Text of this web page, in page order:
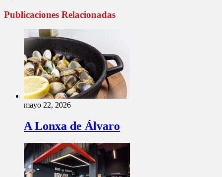
Publicaciones Relacionadas
mayo 22, 2026
A Lonxa de Álvaro